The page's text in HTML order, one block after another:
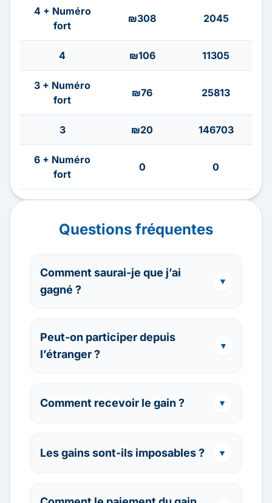
4 + Numéro
fort
₪308 2045
4 ₪106 11305
3 + Numéro
fort
₪76 25813
3 ₪20 146703
6 + Numéro
fort
0 0
Questions fréquentes
Comment saurai-je que j’ai
gagné ?
▼
Peut-on participer depuis
l’étranger ?
▼
Comment recevoir le gain ? ▼
Les gains sont-ils imposables ? ▼